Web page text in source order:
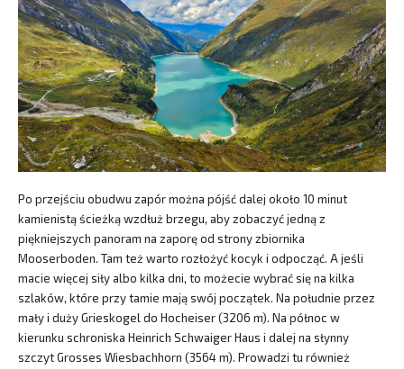
Po przejściu obudwu zapór można pójść dalej około 10 minut
kamienistą ścieżką wzdłuż brzegu, aby zobaczyć jedną z
piękniejszych panoram na zaporę od strony zbiornika
Mooserboden. Tam też warto rozłożyć kocyk i odpocząć. A jeśli
macie więcej siły albo kilka dni, to możecie wybrać się na kilka
szlaków, które przy tamie mają swój początek. Na południe przez
mały i duży Grieskogel do Hocheiser (3206 m). Na północ w
kierunku schroniska Heinrich Schwaiger Haus i dalej na słynny
szczyt Grosses Wiesbachhorn (3564 m). Prowadzi tu również